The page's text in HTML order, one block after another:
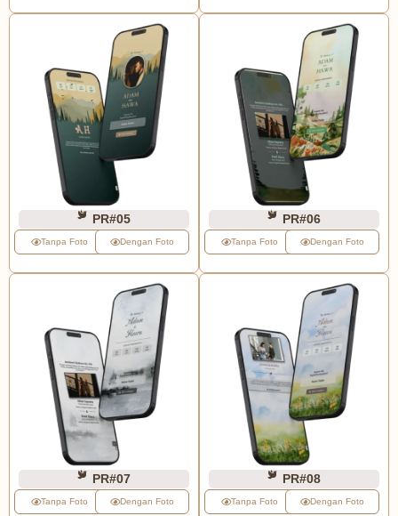
PR#05
Tanpa Foto Dengan Foto
PR#06
Tanpa Foto Dengan Foto
PR#07
Tanpa Foto Dengan Foto
PR#08
Tanpa Foto Dengan Foto